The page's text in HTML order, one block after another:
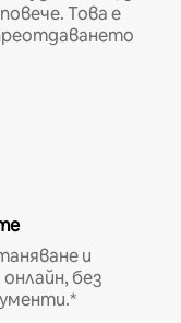
Това е
и
без